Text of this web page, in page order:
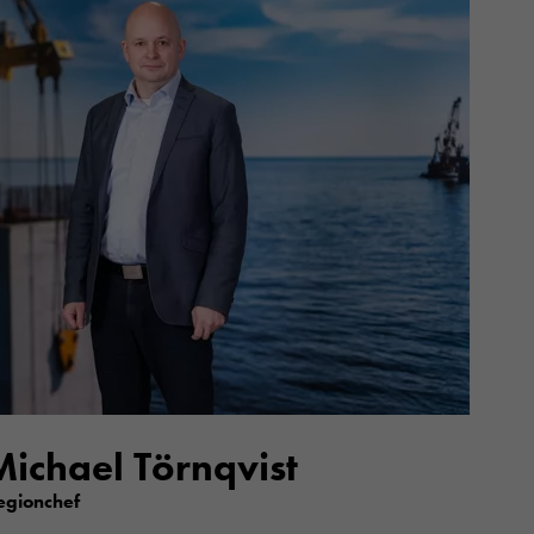
Törnqvist